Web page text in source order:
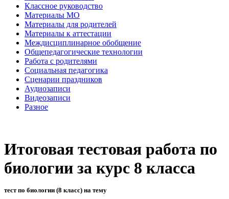
Классное руководство
Материалы МО
Материалы для родителей
Материалы к аттестации
Междисциплинарное обобщение
Общепедагогические технологии
Работа с родителями
Социальная педагогика
Сценарии праздников
Аудиозаписи
Видеозаписи
Разное
Итоговая тестовая работа по
биологии за курс 8 класса
тест по биологии (8 класс) на тему